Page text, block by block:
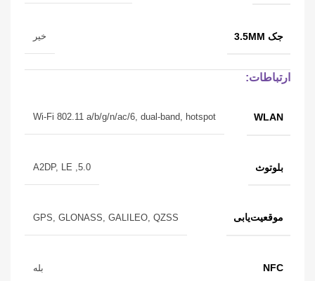
جک 3.5MM خیر
ارتباطات:
WLAN
Wi-Fi 802.11 a/b/g/n/ac/6, dual-band, hotspot
بلوتوث 5.0, A2DP, LE
موقعیت‌یابی GPS, GLONASS, GALILEO, QZSS
NFC بله